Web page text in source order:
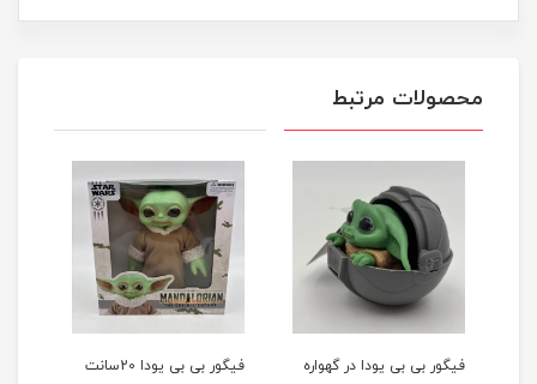
محصولات مرتبط
فیگور بی بی یودا در گهواره
فیگور بی بی یودا 20سانت